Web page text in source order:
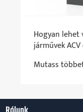
Hogyan lehet
járművek
Mutass